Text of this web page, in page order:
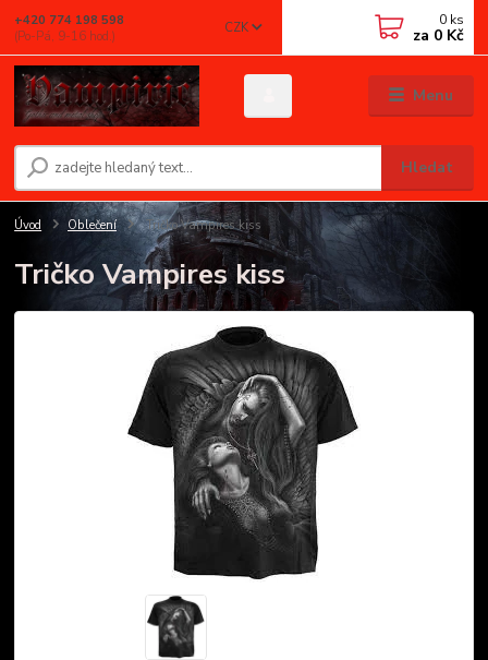
Menu
CZK
Hledat
+420 774 198 598
(Po-Pá, 9-16 hod.)
0 ks
za 0 Kč
Úvod Oblečení Tričko Vampires kiss
Tričko Vampires kiss